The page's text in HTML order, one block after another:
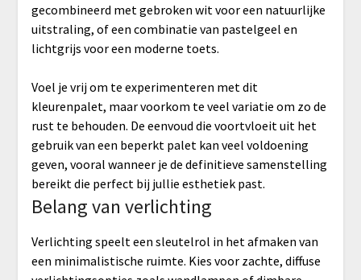
gecombineerd met gebroken wit voor een natuurlijke
uitstraling, of een combinatie van pastelgeel en
lichtgrijs voor een moderne toets.
Voel je vrij om te experimenteren met dit
kleurenpalet, maar voorkom te veel variatie om zo de
rust te behouden. De eenvoud die voortvloeit uit het
gebruik van een beperkt palet kan veel voldoening
geven, vooral wanneer je de definitieve samenstelling
bereikt die perfect bij jullie esthetiek past.
Belang van verlichting
Verlichting speelt een sleutelrol in het afmaken van
een minimalistische ruimte. Kies voor zachte, diffuse